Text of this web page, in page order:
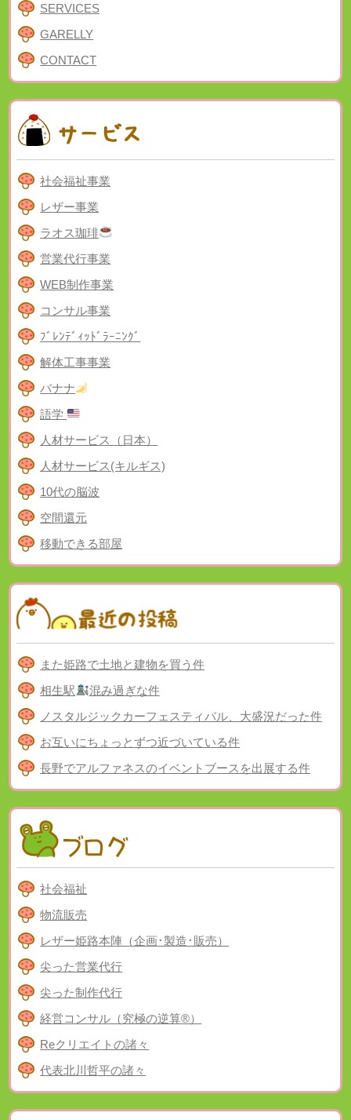
SERVICES
GARELLY
CONTACT
社会福祉事業
レザー事業
ラオス珈琲
営業代行事業
WEB制作事業
コンサル事業
ﾌﾞﾚﾝﾃﾞｨｯﾄﾞﾗｰﾆﾝｸﾞ
解体工事事業
バナナ
語学
人材サービス（日本）
人材サービス(キルギス)
10代の脳波
空間還元
移動できる部屋
また姫路で土地と建物を買う件
相生駅
混み過ぎな件
ノスタルジックカーフェスティバル、大盛況だった件
お互いにちょっとずつ近づいている件
長野でアルファネスのイベントブースを出展する件
社会福祉
物流販売
レザー姫路本陣（企画･製造･販売）
尖った営業代行
尖った制作代行
経営コンサル（究極の逆算®）
Reクリエイトの諸々
代表北川哲平の諸々